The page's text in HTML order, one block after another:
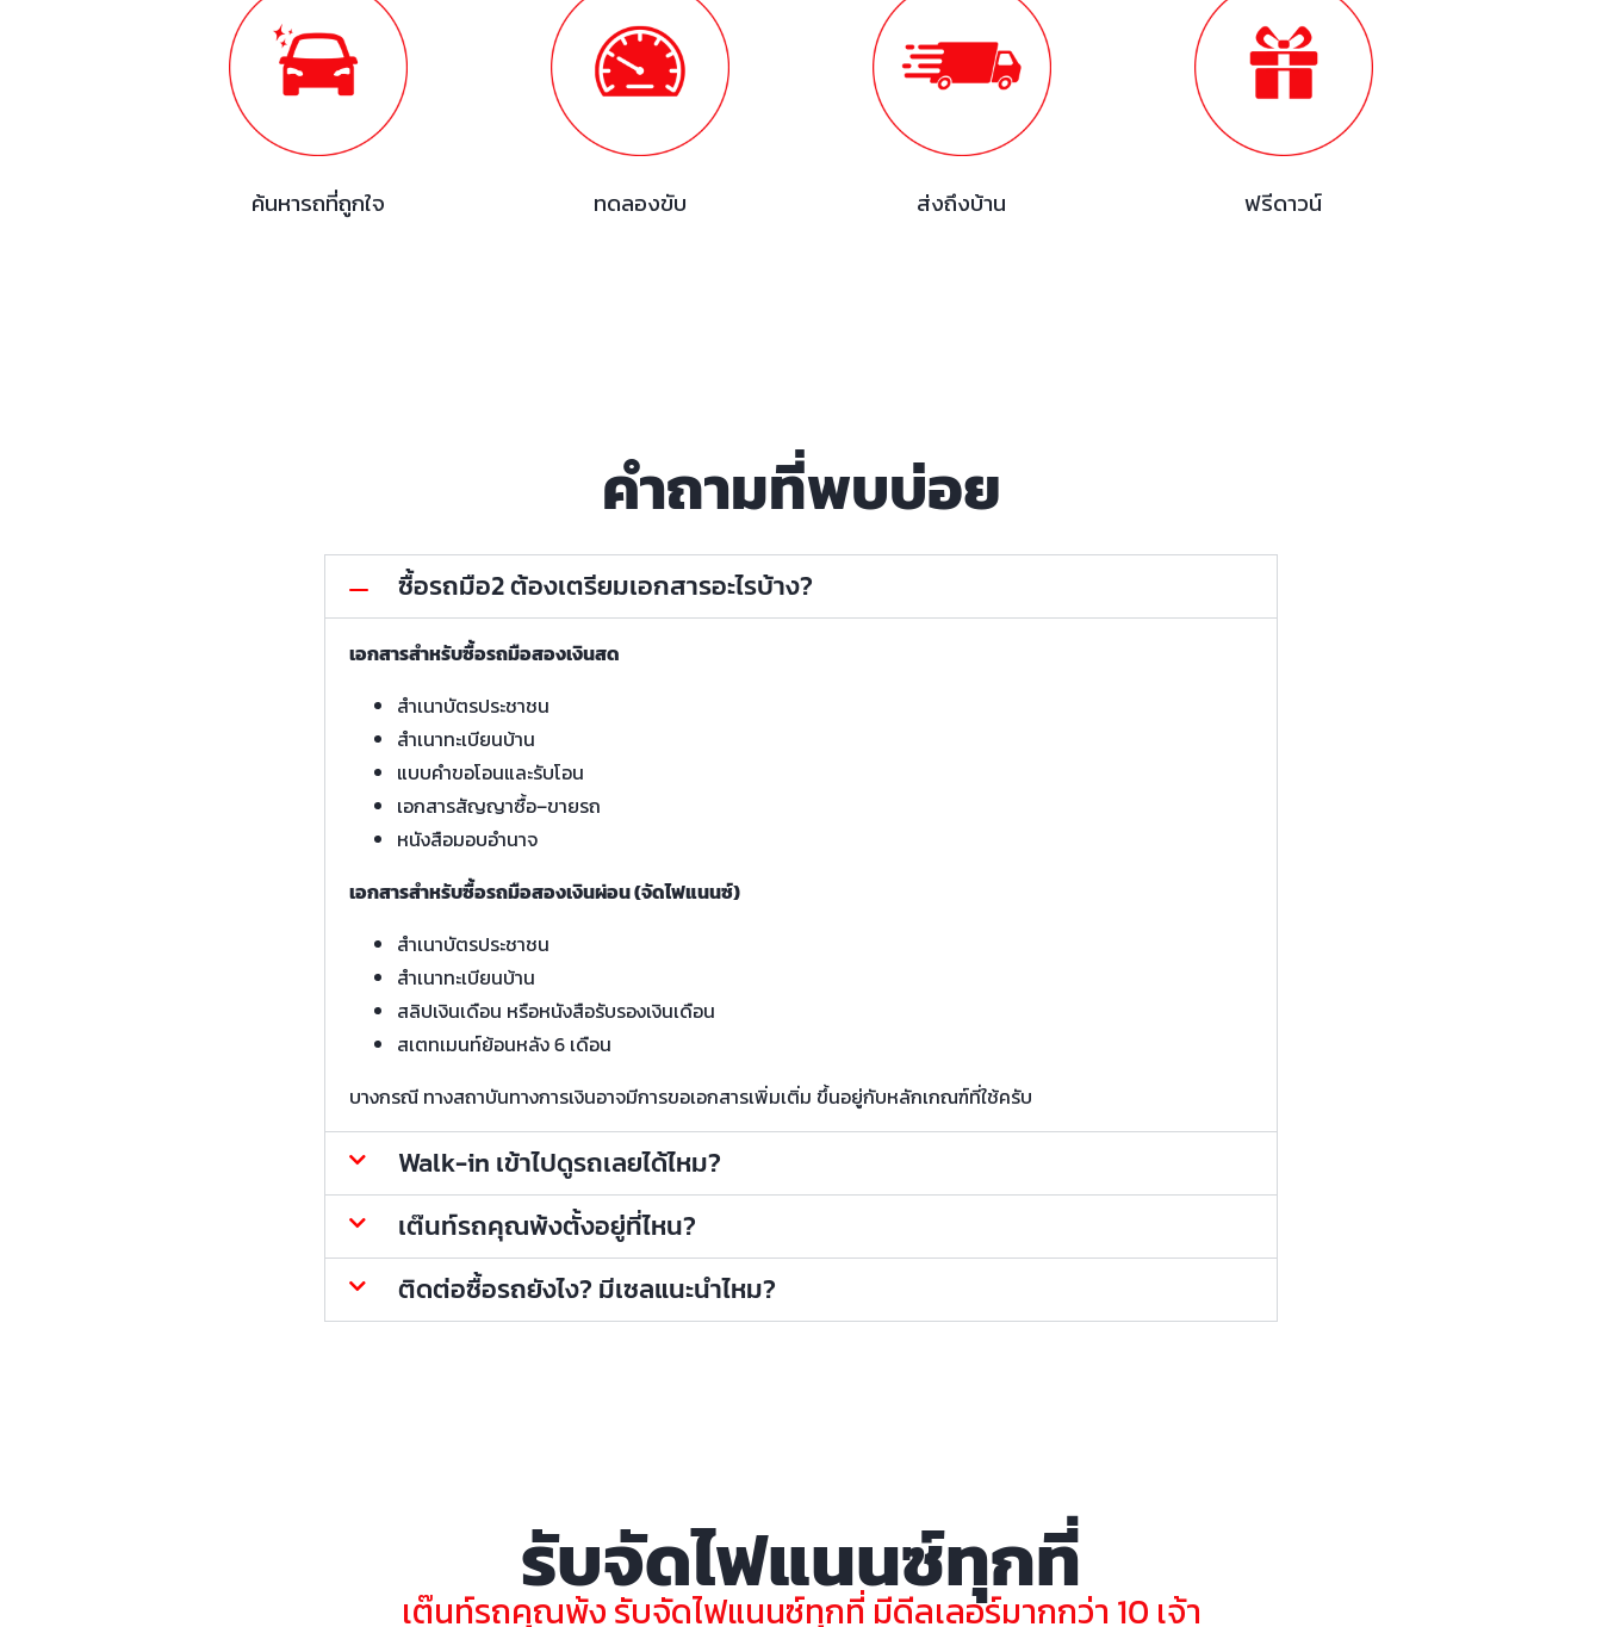
ค้นหารถที่ถูกใจ ทดลองขับ ส่งถึงบ้าน ฟรีดาวน์
คำถามที่พบบ่อย
ซื้อรถมือ2 ต้องเตรียมเอกสารอะไรบ้าง?
เอกสารสำหรับซื้อรถมือสองเงินสด
สำเนาบัตรประชาชน
สำเนาทะเบียนบ้าน
แบบคำขอโอนและรับโอน
เอกสารสัญญาซื้อ–ขายรถ
หนังสือมอบอำนาจ
เอกสารสำหรับซื้อรถมือสองเงินผ่อน (จัดไฟแนนซ์)
สำเนาบัตรประชาชน
สำเนาทะเบียนบ้าน
สลิปเงินเดือน หรือหนังสือรับรองเงินเดือน
สเตทเมนท์ย้อนหลัง 6 เดือน
บางกรณี ทางสถาบันทางการเงินอาจมีการขอเอกสารเพิ่มเติ่ม ขึ้นอยู่กับหลักเกณฑ์ที่ใช้ครับ
Walk-in เข้าไปดูรถเลยได้ไหม?
เต๊นท์รถคุณพ้งตั้งอยู่ที่ไหน?
ติดต่อซื้อรถยังไง? มีเซลแนะนำไหม?
รับจัดไฟแนนซ์ทุกที่
เต๊นท์รถคุณพ้ง รับจัดไฟแนนซ์ทุกที่ มีดีลเลอร์มากกว่า 10 เจ้า